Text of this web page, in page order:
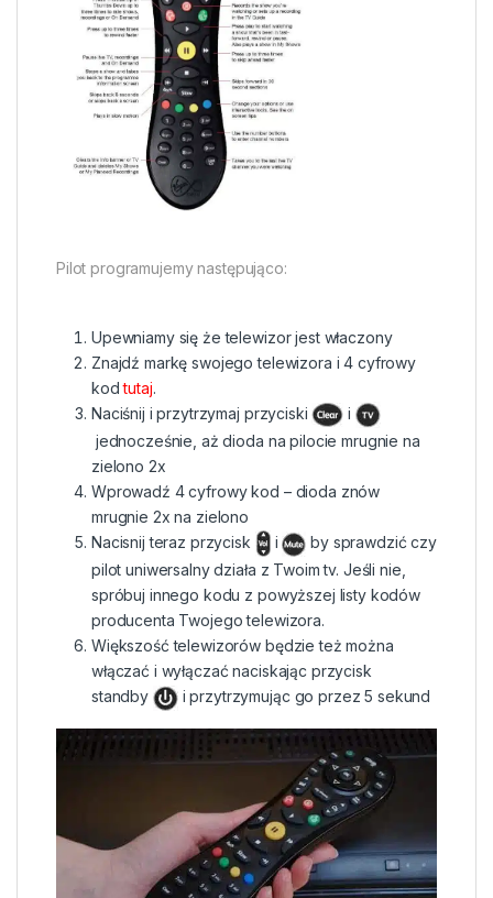
Pilot programujemy następująco:
Upewniamy się że telewizor jest właczony
Znajdź markę swojego telewizora i 4 cyfrowy
kodtutaj.
Naciśnij i przytrzymaj przyciski
i
jednocześnie, aż dioda na pilocie mrugnie na
zielono 2x
Wprowadź 4 cyfrowy kod – dioda znów
mrugnie 2x na zielono
Nacisnij teraz przycisk
i
by sprawdzić czy
pilot uniwersalny działa z Twoim tv. Jeśli nie,
spróbuj innego kodu z powyższej listy kodów
producenta Twojego telewizora.
Większość telewizorów będzie też można
włączać i wyłączać naciskając przycisk
standby
i przytrzymując go przez 5 sekund